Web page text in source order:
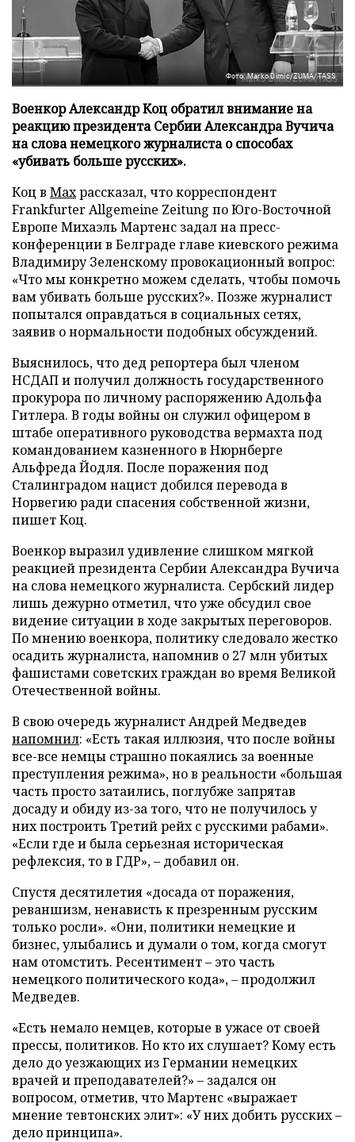
Фото: Marko Dimic/ZUMA/TASS
Военкор Александр Коц обратил внимание на
реакцию президента Сербии Александра Вучича
на слова немецкого журналиста о способах
«убивать больше русских».
Коц в Махрассказал, что корреспондент
Frankfurter Allgemeine Zeitung по Юго-Восточной
Европе Михаэль Мартенс задал на пресс-
конференции в Белграде главе киевского режима
Владимиру Зеленскому провокационный вопрос:
«Что мы конкретно можем сделать, чтобы помочь
вам убивать больше русских?». Позже журналист
попытался оправдаться в социальных сетях,
заявив о нормальности подобных обсуждений.
Выяснилось, что дед репортера был членом
НСДАП и получил должность государственного
прокурора по личному распоряжению Адольфа
Гитлера. В годы войны он служил офицером в
штабе оперативного руководства вермахта под
командованием казненного в Нюрнберге
Альфреда Йодля. После поражения под
Сталинградом нацист добился перевода в
Норвегию ради спасения собственной жизни,
пишет Коц.
Военкор выразил удивление слишком мягкой
реакцией президента Сербии Александра Вучича
на слова немецкого журналиста. Сербский лидер
лишь дежурно отметил, что уже обсудил свое
видение ситуации в ходе закрытых переговоров.
По мнению военкора, политику следовало жестко
осадить журналиста, напомнив о 27 млн убитых
фашистами советских граждан во время Великой
Отечественной войны.
В свою очередь журналист Андрей Медведев
напомнил: «Есть такая иллюзия, что после войны
все-все немцы страшно покаялись за военные
преступления режима», но в реальности «большая
часть просто затаились, поглубже запрятав
досаду и обиду из-за того, что не получилось у
них построить Третий рейх с русскими рабами».
«Если где и была серьезная историческая
рефлексия, то в ГДР», – добавил он.
Спустя десятилетия «досада от поражения,
реваншизм, ненависть к презренным русским
только росли». «Они, политики немецкие и
бизнес, улыбались и думали о том, когда смогут
нам отомстить. Ресентимент – это часть
немецкого политического кода», – продолжил
Медведев.
«Есть немало немцев, которые в ужасе от своей
прессы, политиков. Но кто их слушает? Кому есть
дело до уезжающих из Германии немецких
врачей и преподавателей?» – задался он
вопросом, отметив, что Мартенс «выражает
мнение тевтонских элит»: «У них добить русских –
дело принципа».